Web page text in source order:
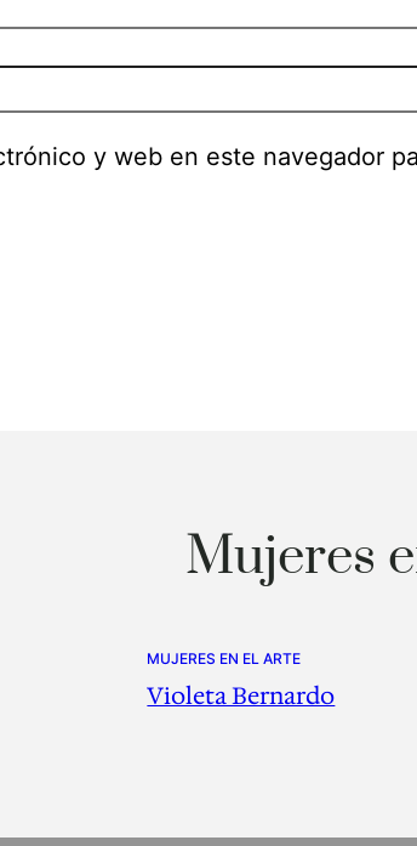
y web en este navegador
Mujeres
MUJERES EN EL ARTE
Violeta Bernardo